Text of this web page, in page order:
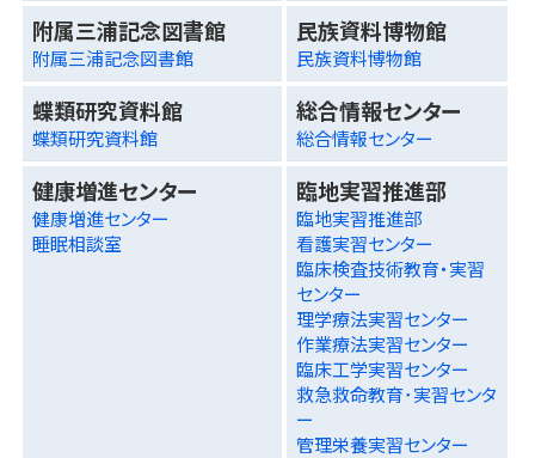
附属三浦記念図書館
附属三浦記念図書館
民族資料博物館
民族資料博物館
蝶類研究資料館
蝶類研究資料館
総合情報センター
総合情報センター
健康増進センター
健康増進センター
睡眠相談室
臨地実習推進部
臨地実習推進部
看護実習センター
臨床検査技術教育・実習
センター
理学療法実習センター
作業療法実習センター
臨床工学実習センター
救急救命教育･実習センタ
ー
管理栄養実習センター